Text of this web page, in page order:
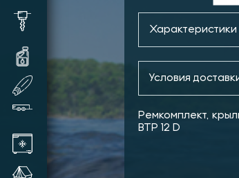
Характеристики
Условия
Ремкомплект,
BTP 12 D
Шуруповерты, видеокамеры,
Масла и смазки для техники
SUP доски надувные
Прицепы лодочные
Автохолодильники